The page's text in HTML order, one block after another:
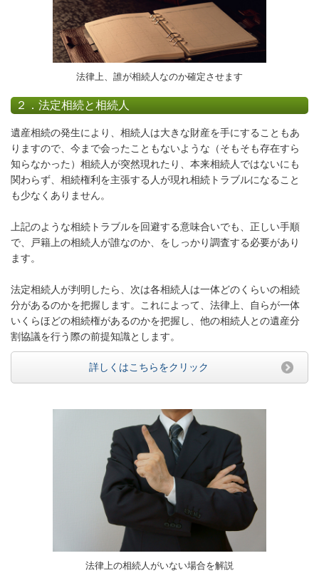
法律上、誰が相続人なのか確定させます
２．法定相続と相続人
遺産相続の発生により、相続人は大きな財産を手にすることもあ
りますので、今まで会ったこともないような（そもそも存在すら
知らなかった）相続人が突然現れたり、本来相続人ではないにも
関わらず、相続権利を主張する人が現れ相続トラブルになること
も少なくありません。
上記のような相続トラブルを回避する意味合いでも、正しい手順
で、戸籍上の相続人が誰なのか、をしっかり調査する必要があり
ます。
法定相続人が判明したら、次は各相続人は一体どのくらいの相続
分があるのかを把握します。これによって、法律上、自らが一体
いくらほどの相続権があるのかを把握し、他の相続人との遺産分
割協議を行う際の前提知識とします。
詳しくはこちらをクリック
法律上の相続人がいない場合を解説